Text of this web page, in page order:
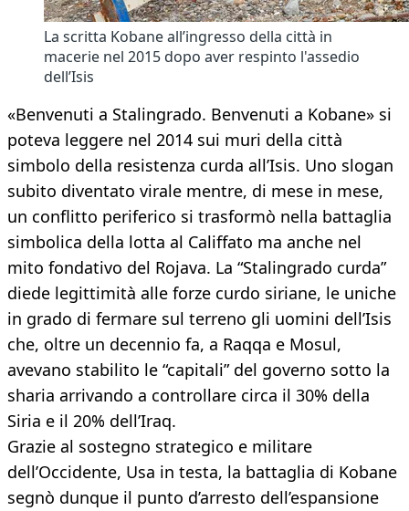
La scritta Kobane all’ingresso della città in
macerie nel 2015 dopo aver respinto l'assedio
dell’Isis
«Benvenuti a Stalingrado. Benvenuti a Kobane» si
poteva leggere nel 2014 sui muri della città
simbolo della resistenza curda all’Isis. Uno slogan
subito diventato virale mentre, di mese in mese,
un conflitto periferico si trasformò nella battaglia
simbolica della lotta al Califfato ma anche nel
mito fondativo del Rojava. La “Stalingrado curda”
diede legittimità alle forze curdo siriane, le uniche
in grado di fermare sul terreno gli uomini dell’Isis
che, oltre un decennio fa, a Raqqa e Mosul,
avevano stabilito le “capitali” del governo sotto la
sharia arrivando a controllare circa il 30% della
Siria e il 20% dell’Iraq.
Grazie al sostegno strategico e militare
dell’Occidente, Usa in testa, la battaglia di Kobane
segnò dunque il punto d’arresto dell’espansione